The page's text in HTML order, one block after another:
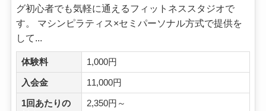
グ初心者でも気軽に通えるフィットネススタジオで
す。 マシンピラティス×セミパーソナル方式で提供を
して...
体験料 1,000円
入会金 11,000円
1回あたりの
2,350円～